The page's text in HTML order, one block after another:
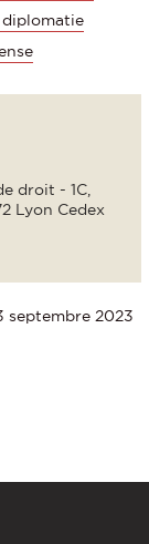
diplomatie
droit - 1C,
Lyon Cedex
septembre 2023